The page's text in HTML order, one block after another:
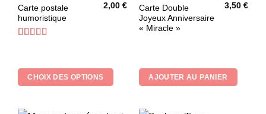
Carte postale
humoristique
2,00€
CHOIX DES OPTIONS
Ce
produit
Les
options
être
Carte Double
Joyeux Anniversaire
« Miracle »
3,50€
AJOUTER AU PANIER